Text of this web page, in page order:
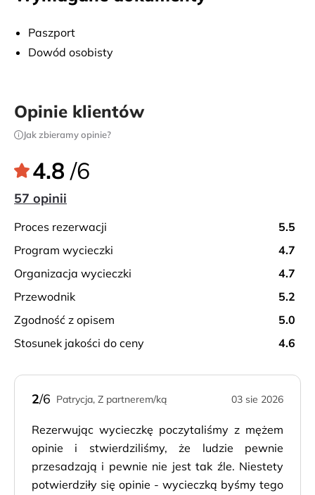
Paszport
Dowód osobisty
Opinie klientów
Jak zbieramy opinie?
4.8 /6
57 opinii
proces rezerwacji
5.5
program wycieczki
4.7
organizacja wycieczki
4.7
przewodnik
5.2
zgodność z opisem
5.0
stosunek jakości do ceny
4.6
2/6 Patrycja, Z partnerem/ką 03 sie 2026
Rezerwując wycieczkę poczytaliśmy z mężem
opinie i stwierdziliśmy, że ludzie pewnie
przesadzają i pewnie nie jest tak źle. Niestety
potwierdziły się opinie - wycieczką byśmy tego